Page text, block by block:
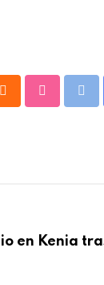
en Kenia